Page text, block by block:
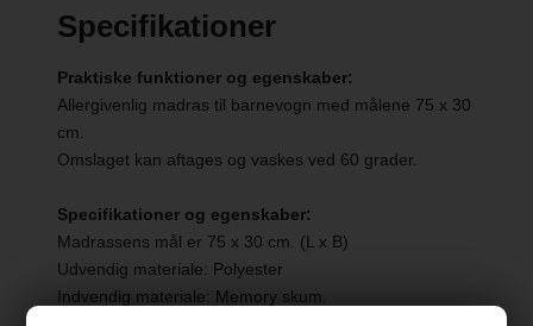
Specifikationer
Praktiske funktioner og egenskaber:
Allergivenlig madras til barnevogn med målene 75 x 30
cm.
Omslaget kan aftages og vaskes ved 60 grader.
Specifikationer og egenskaber:
Madrassens mål er 75 x 30 cm. (L x B)
Udvendig materiale: Polyester
Indvendig materiale: Memory skum.